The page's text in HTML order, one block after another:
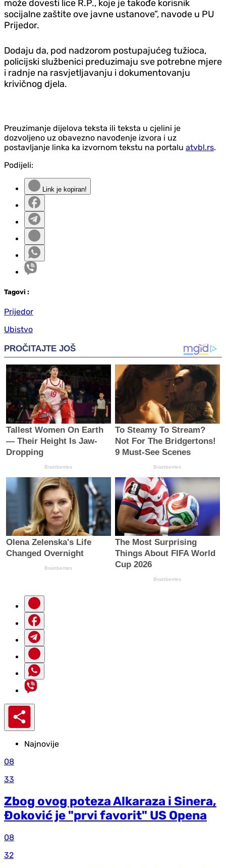
može dovesti lice R.P., koje je takođe korisnik
socijalne zaštite ove javne ustanove”, navode u PU
Prijedor.
Dodaju da, pod nadzorom postupajućeg tužioca,
policijski službenici preduzimaju sve potrebne mjere
i radnje na rasvjetljavanju i dokumentovanju
krivičnog djela.
Preuzimanje dijelova teksta ili teksta u cjelini je
dozvoljeno uz obavezno navođenje izvora i uz
postavljanje linka ka izvornom tekstu na portalu atvbl.rs.
Podijeli:
Link je kopiran!
Tagovi :
Prijedor
Ubistvo
Najnovije
08
33
Zbog ovog poteza Alkaraza i Sinera,
Đoković je "prvi favorit" US Opena
08
32